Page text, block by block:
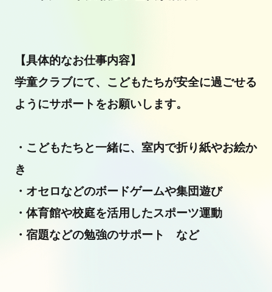
【具体的なお仕事内容】
学童クラブにて、こどもたちが安全に過ごせる
ようにサポートをお願いします。
・こどもたちと一緒に、室内で折り紙やお絵か
き
・オセロなどのボードゲームや集団遊び
・体育館や校庭を活用したスポーツ運動
・宿題などの勉強のサポート など